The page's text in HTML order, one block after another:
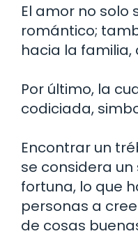
El amor no solo
romántico;
hacia la familia,
Por último, la
codiciada,
Encontrar un
se considera
fortuna, lo que
personas a
de cosas